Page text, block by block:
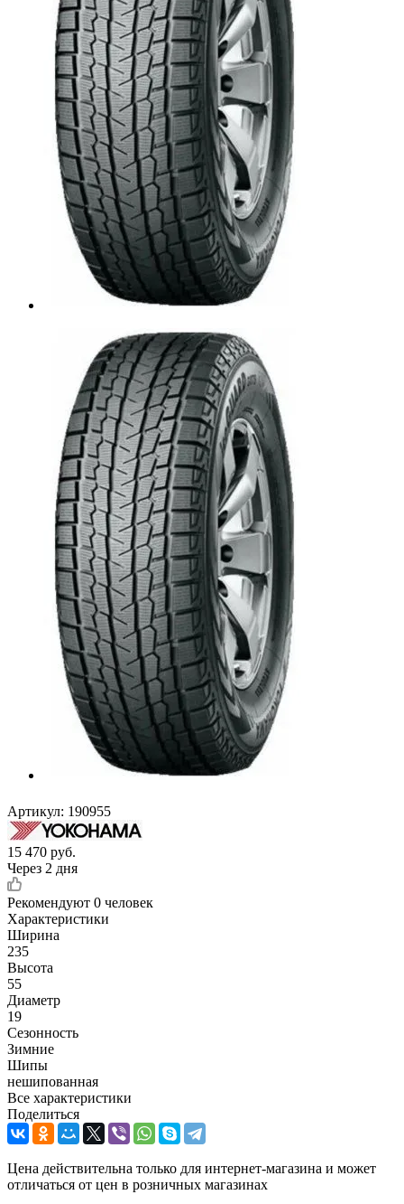
Артикул: 190955
15 470 руб.
Через 2 дня
Рекомендуют 0 человек
Характеристики
Ширина
235
Высота
55
Диаметр
19
Сезонность
Зимние
Шипы
нешипованная
Все характеристики
Поделиться
Цена действительна только для интернет-магазина и может
отличаться от цен в розничных магазинах